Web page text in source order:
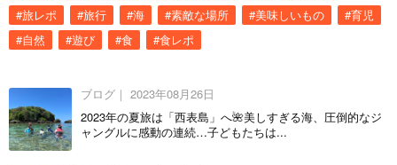
#旅レポ
#旅行 #海 #素敵な場所 #美味しいもの
#育児
#自然
#遊び #食 #食レポ
ブログ｜2023年08月26日
2023年の夏旅は「西表島」へ🌺美しすぎる海、圧倒的なジ
ャングルに感動の連続…子どもたちは...